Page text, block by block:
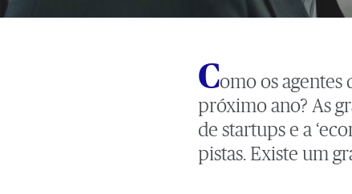
Como os agentes
próximo ano? As
de startups e a
pistas. Existe um